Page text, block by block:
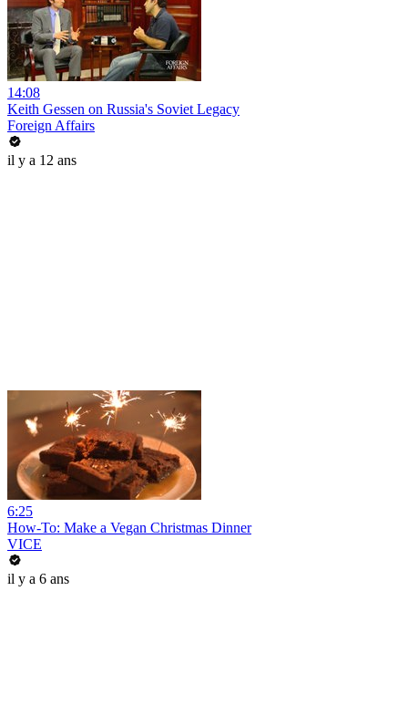
14:08
Keith Gessen on Russia's Soviet Legacy
Foreign Affairs
il y a 12 ans
6:25
How-To: Make a Vegan Christmas Dinner
VICE
il y a 6 ans